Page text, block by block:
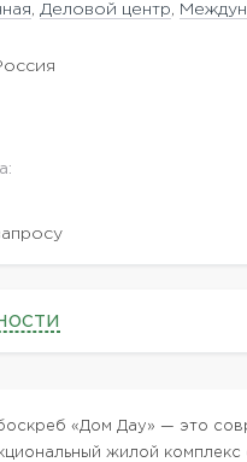
Деловой центр
«Дом Дау» — это
жилой комплекс